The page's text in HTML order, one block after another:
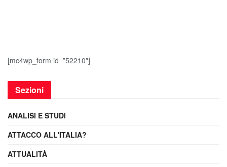
[mc4wp_form id=”52210″]
Sezioni
ANALISI E STUDI
ATTACCO ALL'ITALIA?
ATTUALITÀ